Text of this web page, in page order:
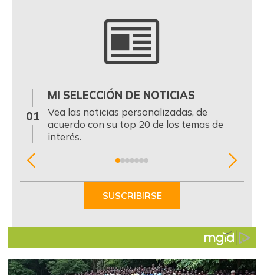
01
MI SELECCIÓN DE NOTICIAS
Vea las noticias personalizadas, de
acuerdo con su top 20 de los temas de
interés.
Item
SUSCRIBIRSE